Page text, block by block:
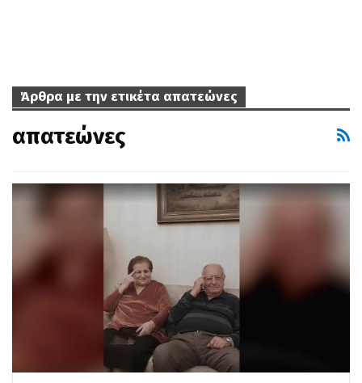
Άρθρα με την ετικέτα απατεώνες
απατεώνες